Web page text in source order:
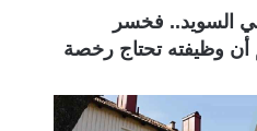
السويد.. فخسر